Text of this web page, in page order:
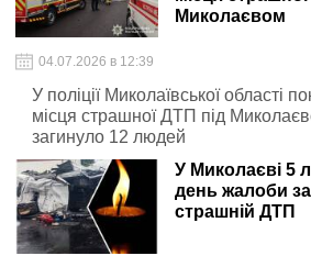
Миколаєвом
04.07.2026 в 12:39
У поліції Миколаївської області
місця страшної ДТП під
загинуло 12 людей
У Миколаєві 5
день жалоби
страшній ДТП